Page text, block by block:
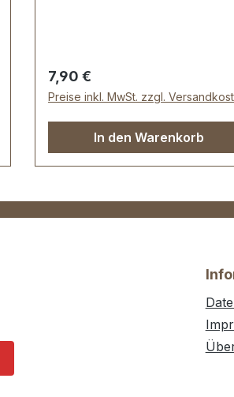
Regulärer Preis:
7,90 €
Preise inkl. MwSt. zzgl.
In den Warenkorb